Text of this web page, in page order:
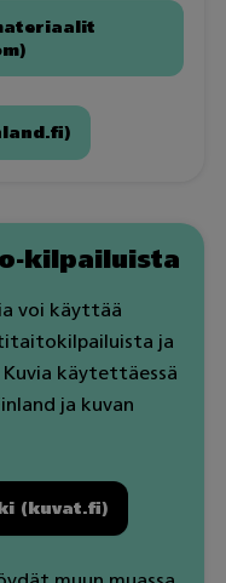
kilpailuista
voi käyttää
ja
käytettäessä
ja kuvan
(kuvat.fi)